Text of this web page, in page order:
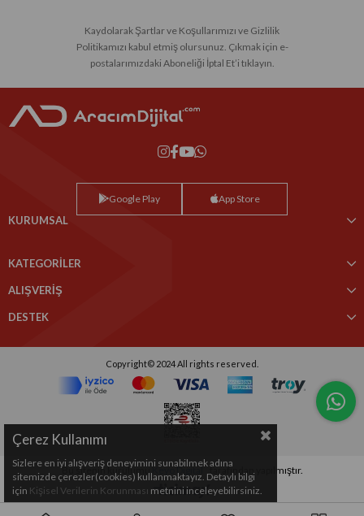
Kaydolarak Şartlar ve Koşullarımızı ve Gizlilik
Politikamızı kabul etmiş olursunuz. Çıkmak için e-
postalarımızdaki Aboneliği İptal Et’i tıklayın.
Google Play App Store
KURUMSAL
KATEGORİLER
ALIŞVERİŞ
DESTEK
Copyright© 2024 All rights reserved.
Bu sitenin kurulumu Keyo Digital tarafından yapılmıştır.
Çerez Kullanımı
Sizlere en iyi alışveriş deneyimini sunabilmek adına
sitemizde çerezler(cookies) kullanmaktayız. Detaylı bilgi
için Kişisel Verilerin Korunması metnini inceleyebilirsiniz.